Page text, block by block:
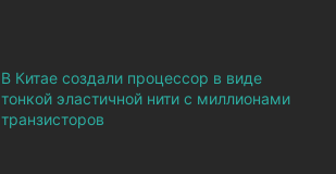
В Китае создали процессор в виде
тонкой эластичной нити с миллионами
транзисторов